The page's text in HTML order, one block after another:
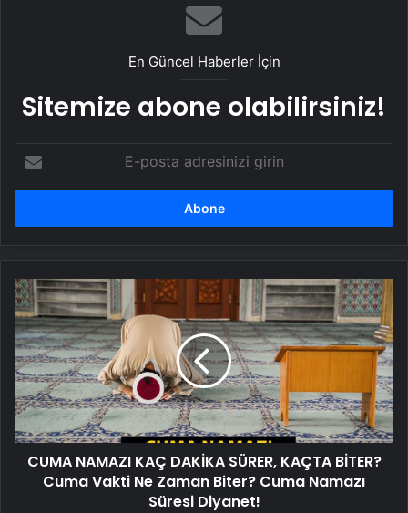
En Güncel Haberler İçin
Sitemize abone olabilirsiniz!
posta
adresinizi
CUMA
NAMAZI
KAÇ
DAKİKA
SÜRER,
KAÇTA
BİTER?
Cuma
Vakti
Ne
Zaman
CUMA NAMAZI KAÇ DAKİKA SÜRER, KAÇTA BİTER?
Cuma Vakti Ne Zaman Biter? Cuma Namazı
Süresi Diyanet!